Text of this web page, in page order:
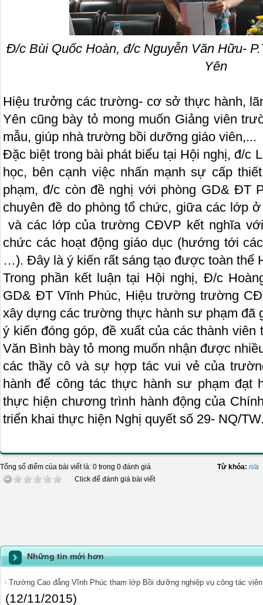
Đ/c Bùi Quốc Hoàn, đ/c Nguyễn Văn Hữu-
Yên
Hiệu trưởng các trường- cơ sở thực hành,
Yên cũng bày tỏ mong muốn Giảng viên
mẫu, giúp nhà trường bồi dưỡng giáo viên,...
Đặc biệt trong bài phát biểu tại Hội nghị, đ/c
học, bên cạnh việc nhấn mạnh sự cấp
phạm, đ/c còn đề nghị với phòng GD& ĐT
chuyên đề do phòng tổ chức, giữa các lớp
và các lớp của trường CĐVP kết nghĩa
chức các hoạt động giáo dục (hướng tới
…). Đây là ý kiến rất sáng tạo được toàn thể
Trong phần kết luận tại Hội nghị, Đ/c
GD& ĐT Vĩnh Phúc, Hiệu trường trường
xây dựng các trường thực hành sư phạm đã
ý kiến đóng góp, đề xuất của các thành
Văn Bình bày tỏ mong muốn nhận được
các thầy cô và sự hợp tác vui vẻ của
hành để công tác thực hành sư phạm đạt
thực hiện chương trình hành động của
triển khai thực hiện Nghị quyết số 29- NQ/
Tổng số điểm của bài viết là: 0 trong 0 đánh giá
Click để đánh giá bài viết
Từ khóa: n/a
Những tin mới hơn
Trường Cao đẳng Vĩnh Phúc tham lớp Bồi dưỡng nghiệp vụ công tác
(12/11/2015)